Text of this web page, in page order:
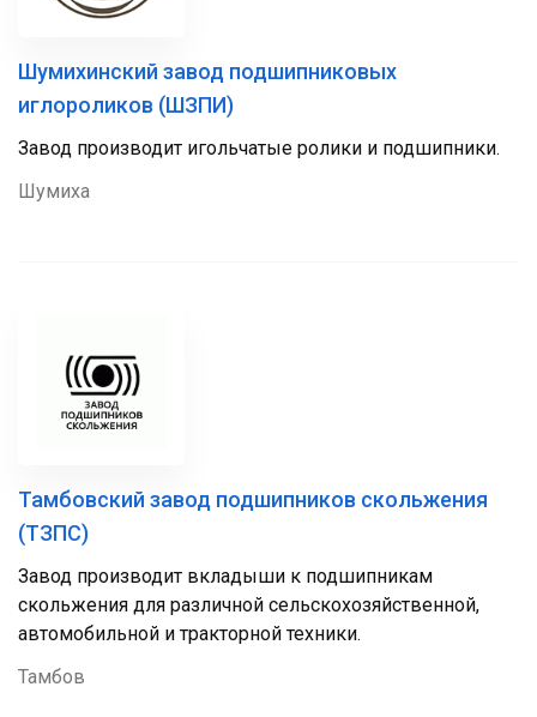
Шумихинский завод подшипниковых
иглороликов (ШЗПИ)
Завод производит игольчатые ролики и подшипники.
Шумиха
Тамбовский завод подшипников скольжения
(ТЗПС)
Завод производит вкладыши к подшипникам
скольжения для различной сельскохозяйственной,
автомобильной и тракторной техники.
Тамбов